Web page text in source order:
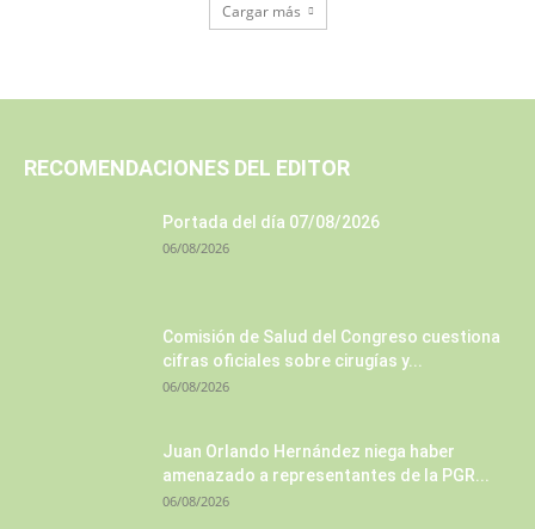
Cargar más
RECOMENDACIONES DEL EDITOR
Portada del día 07/08/2026
06/08/2026
Comisión de Salud del Congreso cuestiona
cifras oficiales sobre cirugías y...
06/08/2026
Juan Orlando Hernández niega haber
amenazado a representantes de la PGR...
06/08/2026